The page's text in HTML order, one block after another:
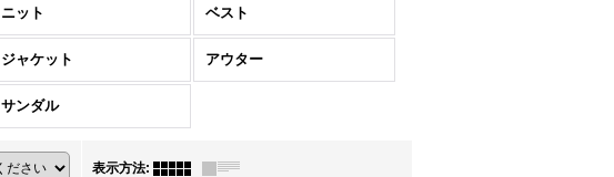
ニット ベスト
ジャケット アウター
サンダル
表示方法: